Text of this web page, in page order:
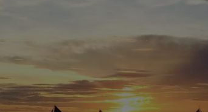
Opdag Radisson Meetings
Book et mødelokale
Anmod om et tilbud